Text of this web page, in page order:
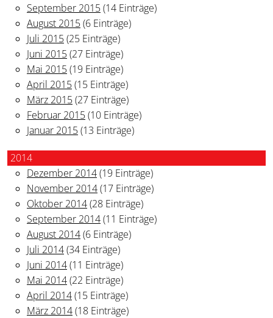
September 2015(14 Einträge)
August 2015(6 Einträge)
Juli 2015(25 Einträge)
Juni 2015(27 Einträge)
Mai 2015(19 Einträge)
April 2015(15 Einträge)
März 2015(27 Einträge)
Februar 2015(10 Einträge)
Januar 2015(13 Einträge)
2014
Dezember 2014(19 Einträge)
November 2014(17 Einträge)
Oktober 2014(28 Einträge)
September 2014(11 Einträge)
August 2014(6 Einträge)
Juli 2014(34 Einträge)
Juni 2014(11 Einträge)
Mai 2014(22 Einträge)
April 2014(15 Einträge)
März 2014(18 Einträge)